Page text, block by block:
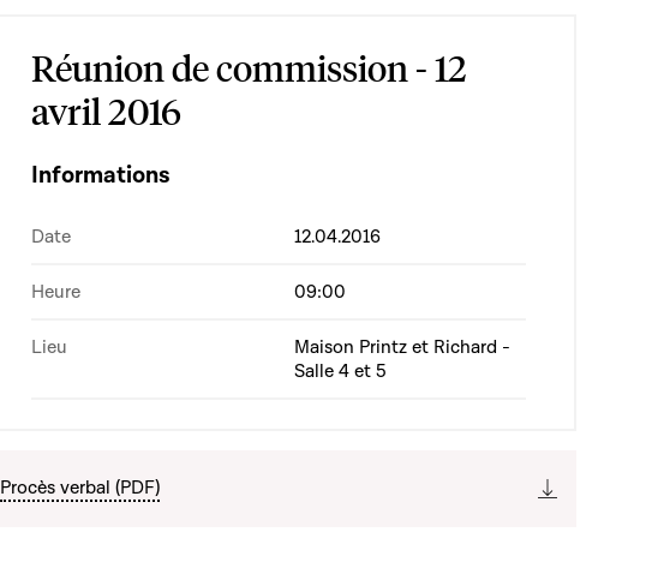
Réunion de commission - 12
avril 2016
Informations
Date 12.04.2016
Heure 09:00
Lieu
Maison Printz et Richard -
Salle 4 et 5
Procès verbal (PDF)